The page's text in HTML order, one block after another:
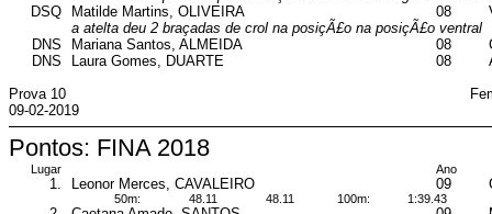
DSQ
Matilde Martins, OLIVEIRA 08
a atelta deu 2 braçadas de crol na posiçÃ£o na posiçÃ£o ventral
DNS
Mariana Santos, ALMEIDA 08
DNS
Laura Gomes, DUARTE 08
Prova 10
09-02-2019
Pontos: FINA 2018
Lugar Ano
1. Leonor Merces, CAVALEIRO 09
50m: 48.11 48.11 100m: 1:39.43